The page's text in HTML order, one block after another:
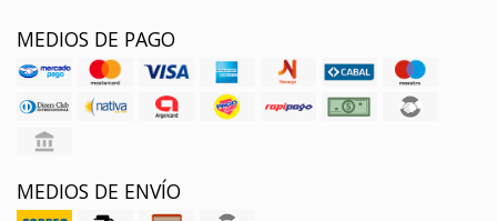
MEDIOS DE PAGO
MEDIOS DE ENVÍO